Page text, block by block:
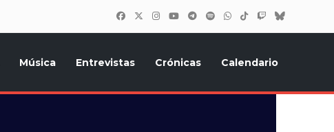
Música Entrevistas Crónicas Calendario